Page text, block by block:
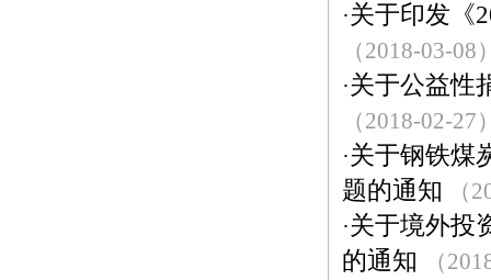
·关于印发《
（2018-03-08
·关于公益性
（2018-02-27
·关于钢铁煤
题的通知
（
·关于境外投
的通知
（